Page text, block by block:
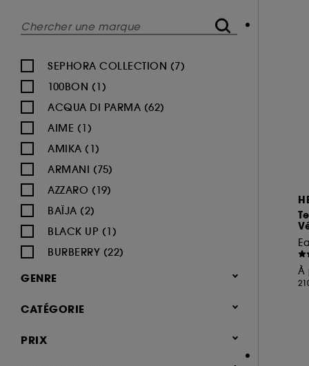
SEPHORA COLLECTION (7)
100BON (1)
ACQUA DI PARMA (62)
AIME (1)
AMIKA (1)
ARMANI (75)
AZZARO (19)
BAÏJA (2)
BLACK UP (1)
BURBERRY (22)
BVLGARI (12)
CACHAREL (24)
GENRE
Femme (1380)
Mixte (494)
CATÉGORIE
Parfum
PRIX
À